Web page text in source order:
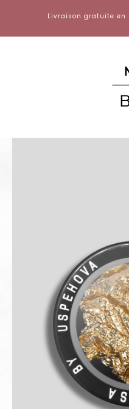
contenu
Livraison gratuite en